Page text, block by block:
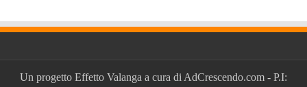
Un progetto Effetto Valanga a cura di AdCrescendo.com - P.I: